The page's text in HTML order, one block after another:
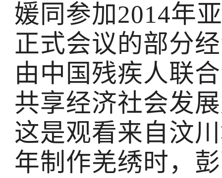
媛同参加2014年
正式会议的部分
由中国残疾人联
共享经济社会发
这是观看来自汶
年制作羌绣时，